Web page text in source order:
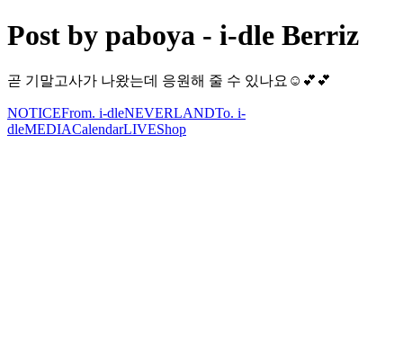
Post by paboya - i-dle Berriz
곧 기말고사가 나왔는데 응원해 줄 수 있나요☺️💕💕
NOTICEFrom. i-dleNEVERLANDTo. i-
dleMEDIACalendarLIVEShop